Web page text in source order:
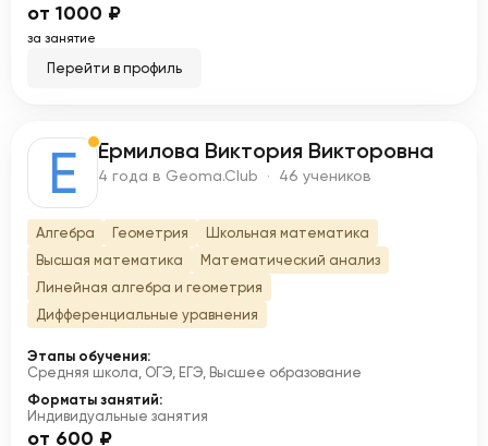
от 1000 ₽
за занятие
Перейти в профиль
Е Ермилова Виктория Викторовна
4 года в Geoma.Club · 46 учеников
Алгебра Геометрия
Школьная математика
Высшая математика
Математический анализ
Линейная алгебра и геометрия
Дифференциальные уравнения
Этапы обучения:
Средняя школа, ОГЭ, ЕГЭ, Высшее образование
Форматы занятий:
Индивидуальные занятия
от 600 ₽